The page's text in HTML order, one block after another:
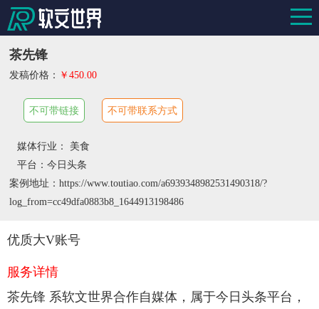
茶先锋
发稿价格： ￥450.00
不可带链接 不可带联系方式
媒体行业： 美食
平台：今日头条
案例地址：https://www.toutiao.com/a6939348982531490318/?
log_from=cc49dfa0883b8_1644913198486
优质大V账号
服务详情
茶先锋 系软文世界合作自媒体，属于今日头条平台，